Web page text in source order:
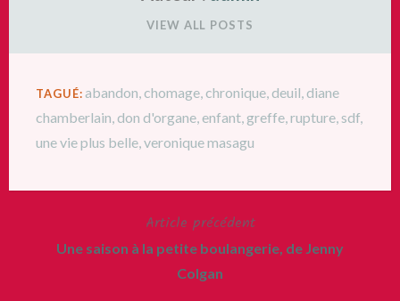
VIEW ALL POSTS
TAGUÉ: abandon,chomage,chronique, deuil, diane
chamberlain, don d'organe,enfant,greffe,rupture, sdf,
une vie plus belle,veronique masagu
Article précédent
Une saison à la petite boulangerie, de Jenny
Colgan